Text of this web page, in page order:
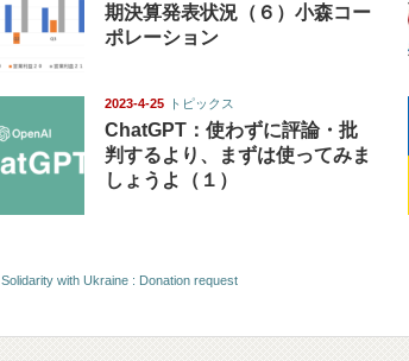
期決算発表状況（６）小森コー
ポレーション
2023-4-25 トピックス
ChatGPT：使わずに評論・批
判するより、まずは使ってみま
しょうよ（１）
Solidarity with Ukraine : Donation request